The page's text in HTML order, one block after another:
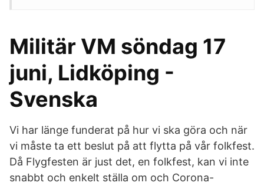
Militär VM söndag 17
juni, Lidköping -
Svenska
Vi har länge funderat på hur vi ska göra och när
vi måste ta ett beslut på att flytta på vår folkfest.
Då Flygfesten är just det, en folkfest, kan vi inte
snabbt och enkelt ställa om och Corona-